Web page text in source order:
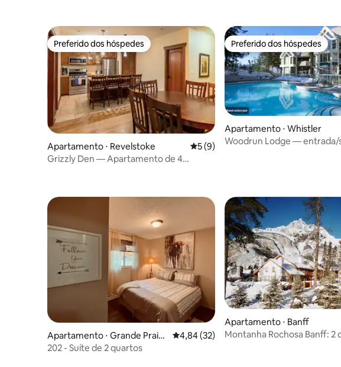
Preferido dos hóspedes
Preferido dos hóspedes
Apartamento ⋅ Revelstoke 5 de uma avaliação média de 5, 9
5 (9)
Grizzly Den — Apartamento de 4
Preferido dos hóspedes
Preferido dos hóspedes
Apartamento ⋅ Whistler
Woodrun Lodge — entrada/
Apartamento ⋅ Grande Prairi
e
4,84 de uma avaliação média de 5, 32
4,84 (32)
202 - Suíte de 2 quartos
Apartamento ⋅ Banff
Montanha Rochosa Banff: 2